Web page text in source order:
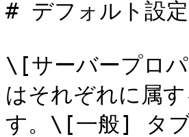
# デフォルト設
\[サーバープロ
はそれぞれに属
す。\[一般] タブ